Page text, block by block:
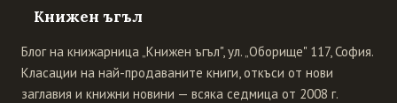
Книжен ъгъл
Блог на книжарница „Книжен ъгъл", ул. „Оборище" 117, София.
Класации на най-продаваните книги, откъси от нови
заглавия и книжни новини — всяка седмица от 2008 г.